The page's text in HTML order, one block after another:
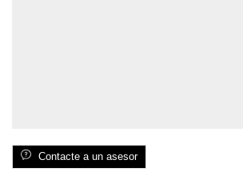
Contacte a un asesor